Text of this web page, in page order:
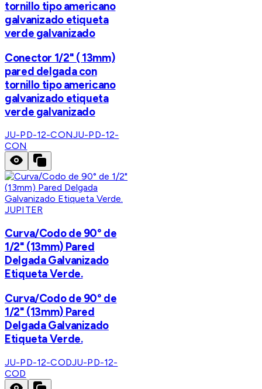
tornillo tipo americano
galvanizado etiqueta
verde galvanizado
Conector 1/2" ( 13mm)
pared delgada con
tornillo tipo americano
galvanizado etiqueta
verde galvanizado
JU-PD-12-CONJU-PD-12-
CON
JUPITER
Curva/Codo de 90° de
1/2" (13mm) Pared
Delgada Galvanizado
Etiqueta Verde.
Curva/Codo de 90° de
1/2" (13mm) Pared
Delgada Galvanizado
Etiqueta Verde.
JU-PD-12-CODJU-PD-12-
COD